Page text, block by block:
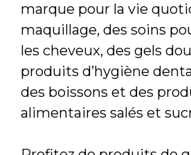
marque pour la vie
maquillage, des soins
les cheveux, des gels
produits d’hygiène
des boissons et des
alimentaires salés et